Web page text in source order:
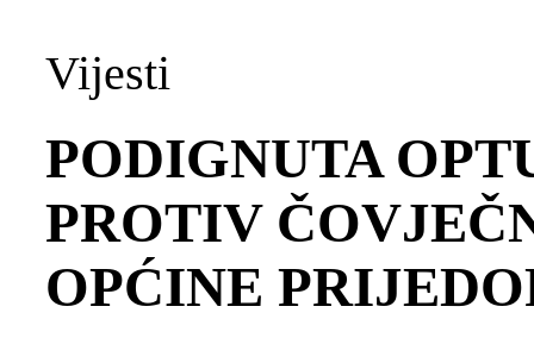
Vijesti
PODIGNUTA
PROTIV
OPĆINE